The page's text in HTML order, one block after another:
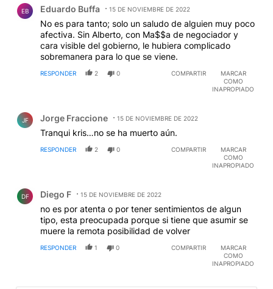
EB Eduardo Buffa 15 DE NOVIEMBRE DE 2022
No es para tanto; solo un saludo de alguien muy poco
afectiva. Sin Alberto, con Ma$$a de negociador y
cara visible del gobierno, le hubiera complicado
sobremanera para lo que se viene.
RESPONDER 2 0 COMPARTIR
MARCAR
COMO
INAPROPIADO
JF Jorge Fraccione 15 DE NOVIEMBRE DE 2022
Tranqui kris…no se ha muerto aún.
RESPONDER 2 0 COMPARTIR
MARCAR
COMO
INAPROPIADO
DF Diego F 15 DE NOVIEMBRE DE 2022
no es por atenta o por tener sentimientos de algun
tipo, esta preocupada porque si tiene que asumir se
muere la remota posibilidad de volver
RESPONDER 1 0 COMPARTIR
MARCAR
COMO
INAPROPIADO